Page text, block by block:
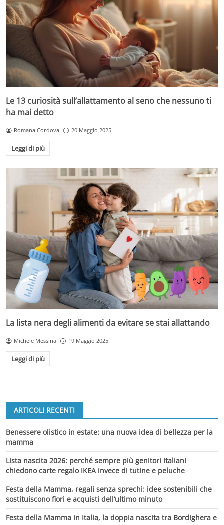
Le 13 curiosità sull’allattamento al seno che nessuno ti
ha mai detto
Romana Cordova 20 Maggio 2025
Leggi di più
La lista nera degli alimenti da evitare se stai allattando
Michele Messina 19 Maggio 2025
Leggi di più
ARTICOLI RECENTI
Benessere olistico in estate: una nuova idea di bellezza per la
mamma
Lista nascita 2026: perché sempre più genitori italiani
chiedono carte regalo IKEA invece di tutine e peluche
Festa della Mamma, regali senza sprechi: idee sostenibili che
sostituiscono fiori e acquisti dell’ultimo minuto
Festa della Mamma in Italia, la doppia nascita tra Bordighera e